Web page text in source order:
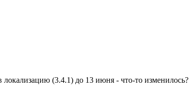
(3.4.1) до 13 июня - что-то изменилось?